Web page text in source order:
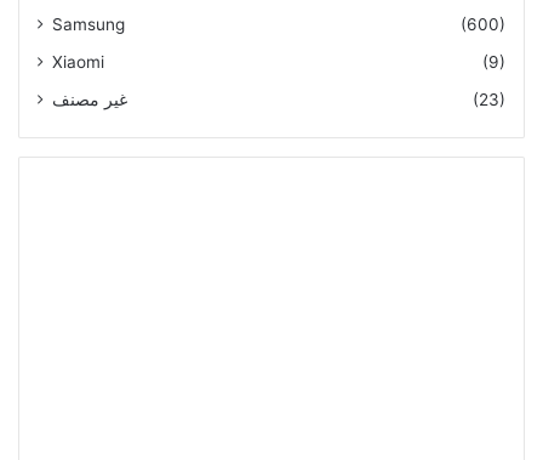
Samsung
(600)
Xiaomi
(9)
غير مصنف
(23)